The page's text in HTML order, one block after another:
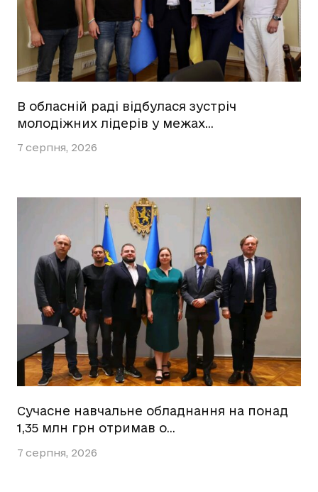
В обласній раді відбулася зустріч
молодіжних лідерів у межах…
7 серпня, 2026
Сучасне навчальне обладнання на понад
1,35 млн грн отримав о…
7 серпня, 2026